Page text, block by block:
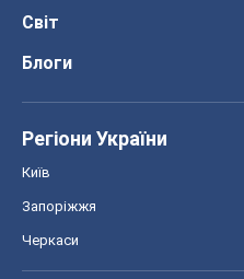
Світ
Блоги
Регіони України
Київ
Запоріжжя
Черкаси